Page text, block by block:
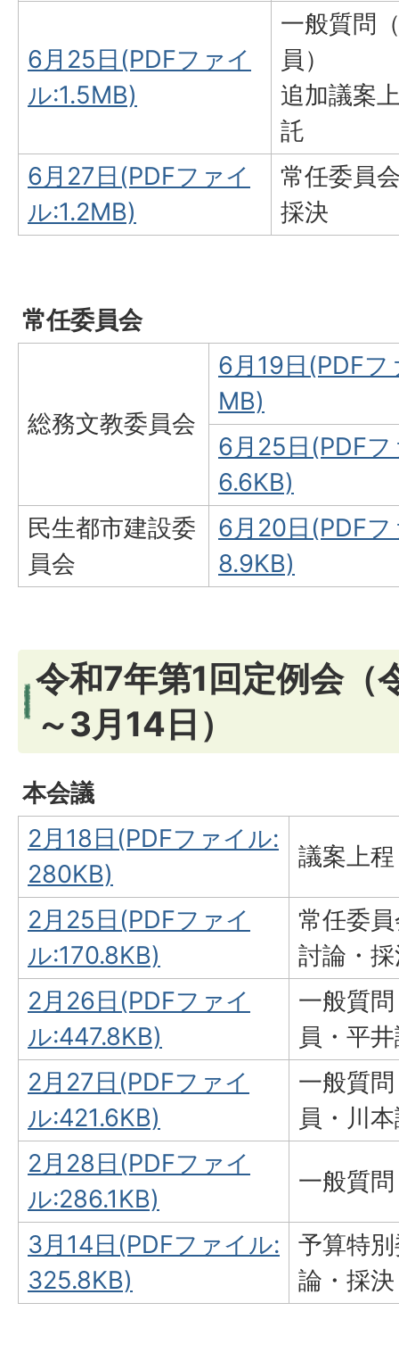
6月25日(PDFファイ
ル:1.5MB)
一般質問
員）
追加議案
託
6月27日(PDFファイ
ル:1.2MB)
常任委員
採決
常任委員会
総務文教委員会
6月19日(PDFフ
MB)
6月25日(PDF
6.6KB)
民生都市建設委
員会
6月20日(PDF
8.9KB)
令和7年第1回定例会（
～3月14日）
本会議
2月18日(PDFファイル:
280KB)
議案上
2月25日(PDFファイ
ル:170.8KB)
常任委
討論・
2月26日(PDFファイ
ル:447.8KB)
一般質
員・平
2月27日(PDFファイ
ル:421.6KB)
一般質
員・川
2月28日(PDFファイ
ル:286.1KB)
一般質
3月14日(PDFファイル:
325.8KB)
予算特
論・採決